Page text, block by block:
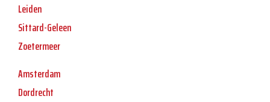
Leiden
Sittard-Geleen
Zoetermeer
Amsterdam
Dordrecht